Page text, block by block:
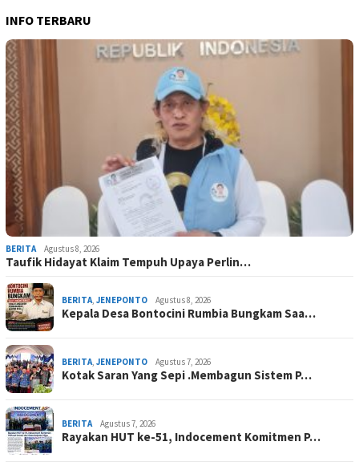
INFO TERBARU
BERITA Agustus 8, 2026
Taufik Hidayat Klaim Tempuh Upaya Perlin…
BERITA, JENEPONTO Agustus 8, 2026
Kepala Desa Bontocini Rumbia Bungkam Saa…
BERITA, JENEPONTO Agustus 7, 2026
Kotak Saran Yang Sepi .Membagun Sistem P…
BERITA Agustus 7, 2026
Rayakan HUT ke-51, Indocement Komitmen P…